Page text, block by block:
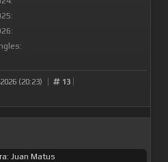
(20:23) 13
Juan Matus